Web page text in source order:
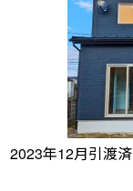
2023年12月引渡済